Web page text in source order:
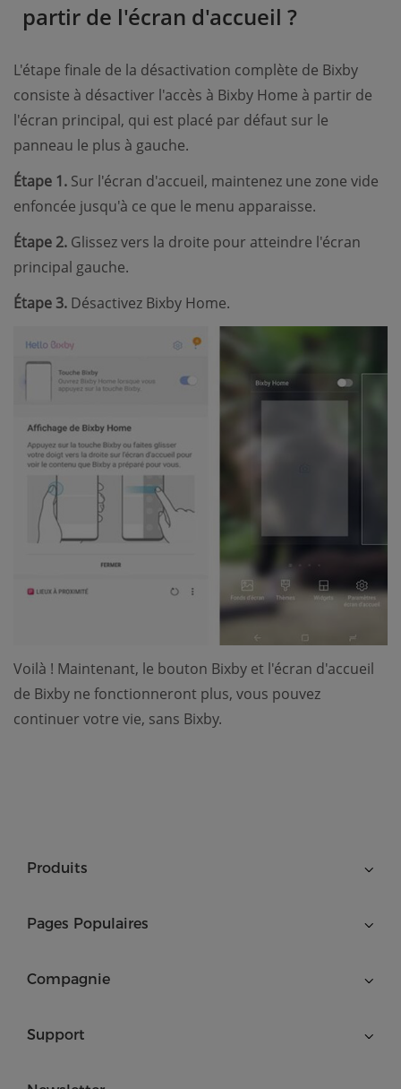
partir de l'écran d'accueil ?
L'étape finale de la désactivation complète de Bixby
consiste à désactiver l'accès à Bixby Home à partir de
l'écran principal, qui est placé par défaut sur le
panneau le plus à gauche.
Étape 1. Sur l'écran d'accueil, maintenez une zone vide
enfoncée jusqu'à ce que le menu apparaisse.
Étape 2. Glissez vers la droite pour atteindre l'écran
principal gauche.
Étape 3. Désactivez Bixby Home.
Voilà ! Maintenant, le bouton Bixby et l'écran d'accueil
de Bixby ne fonctionneront plus, vous pouvez
continuer votre vie, sans Bixby.
Produits
Pages Populaires
Compagnie
Support